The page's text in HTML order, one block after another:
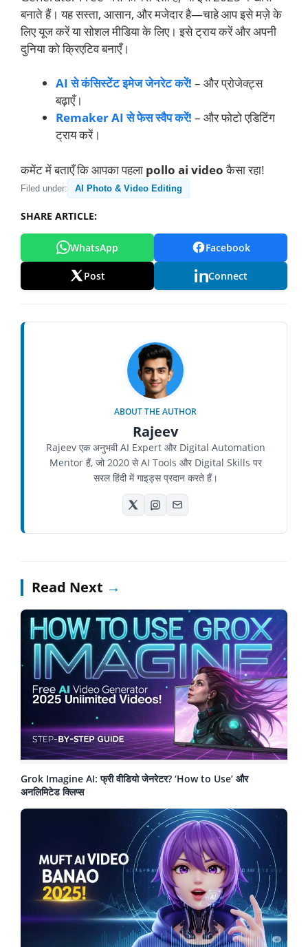
बनाते हैं। यह सस्ता, आसान, और मजेदार है—चाहे आप इसे मज़े के
लिए यूज करें या सोशल मीडिया के लिए। इसे ट्राय करें और अपनी
दुनिया को क्रिएटिव बनाएँ।
AI से कंसिस्टेंट इमेज जेनरेट करें! – और प्रोजेक्ट्स
बढ़ाएँ।
Remaker AI से फेस स्वैप करें! – और फोटो एडिटिंग
ट्राय करें।
कमेंट में बताएँ कि आपका पहला pollo ai videoकैसा रहा!
Filed under: AI Photo & Video Editing
SHARE ARTICLE:
WhatsApp Facebook
Post Connect
ABOUT THE AUTHOR
Rajeev
Rajeev एक अनुभवी AI Expert और Digital Automation
Mentor हैं, जो 2020 से AI Tools और Digital Skills पर
सरल हिंदी में गाइड्स प्रदान करते हैं।
Read Next →
Grok Imagine AI: फ्री वीडियो जेनरेटर? ‘How to Use’ और
अनलिमिटेड क्लिप्स